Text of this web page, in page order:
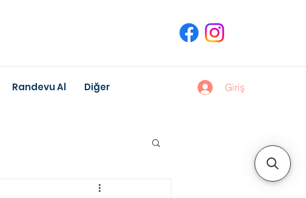
Randevu Al Diğer Giriş